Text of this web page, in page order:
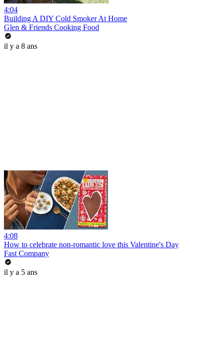
4:04
Building A DIY Cold Smoker At Home
Glen & Friends Cooking Food
il y a 8 ans
4:08
How to celebrate non-romantic love this Valentine's Day
Fast Company
il y a 5 ans